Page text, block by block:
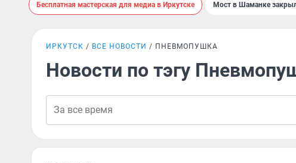
Бесплатная мастерская для медиа в Иркутске Мост в Шаманке
ИРКУТСК ВСЕ НОВОСТИ ПНЕВМОПУШКА
Новости по тэгу